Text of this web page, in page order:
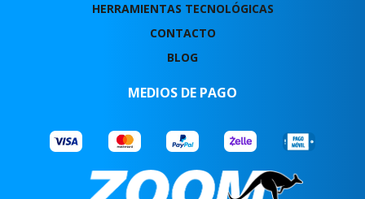
HERRAMIENTAS TECNOLÓGICAS
CONTACTO
BLOG
MEDIOS DE PAGO